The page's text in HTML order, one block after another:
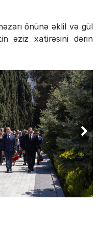
önünə əklil və gül
əziz xatirəsini dərin